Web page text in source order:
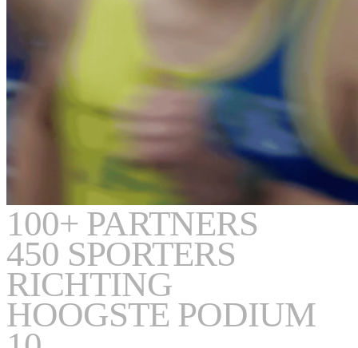
100+ PARTNERS
450 SPORTERS
RICHTING
HOOGSTE PODIUM